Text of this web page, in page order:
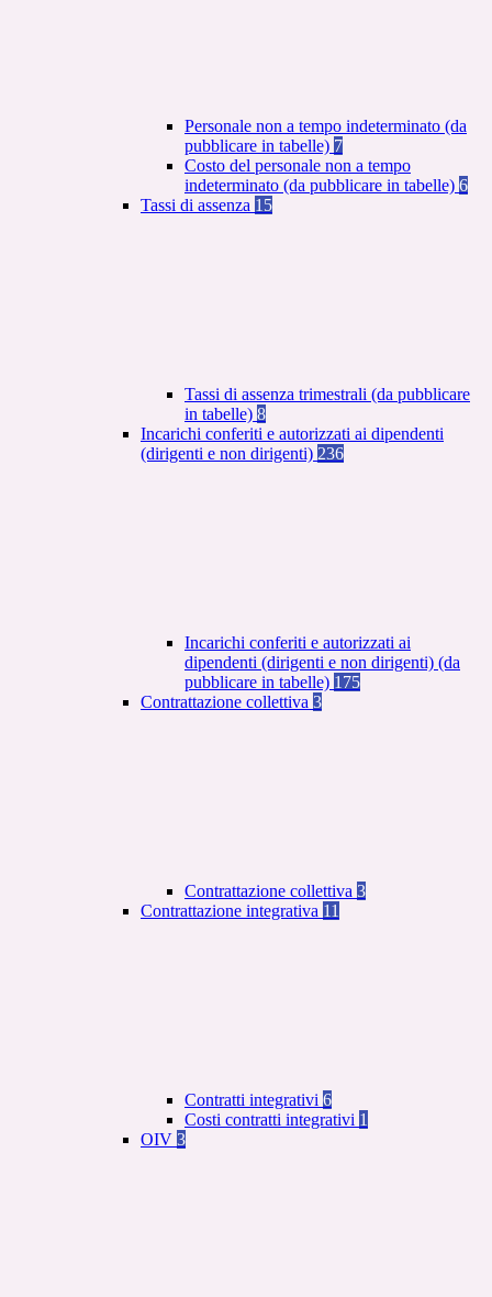
Personale non a tempo indeterminato (da
pubblicare in tabelle) 7
Costo del personale non a tempo
indeterminato (da pubblicare in tabelle) 6
Tassi di assenza 15
Tassi di assenza trimestrali (da pubblicare
in tabelle) 8
Incarichi conferiti e autorizzati ai dipendenti
(dirigenti e non dirigenti) 236
Incarichi conferiti e autorizzati ai
dipendenti (dirigenti e non dirigenti) (da
pubblicare in tabelle) 175
Contrattazione collettiva 3
Contrattazione collettiva 3
Contrattazione integrativa 11
Contratti integrativi 6
Costi contratti integrativi 1
OIV 3